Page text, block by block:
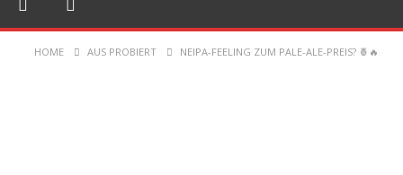
HOME AUS PROBIERT NEIPA-FEELING ZUM PALE-ALE-PREIS? 🍍🔥